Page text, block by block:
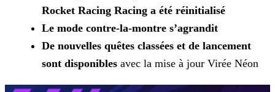
Rocket Racing Racing a été réinitialisé
Le mode contre-la-montre s’agrandit
De nouvelles quêtes classées et de lancement
sont disponibles avec la mise à jour Virée Néon